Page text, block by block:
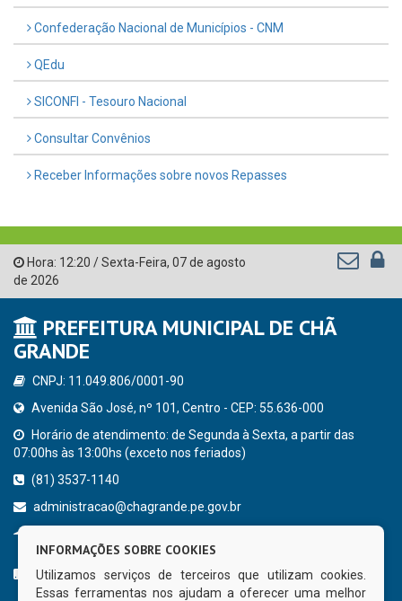
Confederação Nacional de Municípios - CNM
QEdu
SICONFI - Tesouro Nacional
Consultar Convênios
Receber Informações sobre novos Repasses
Hora: 12:20 /Sexta-Feira, 07 de agosto
de 2026
PREFEITURA MUNICIPAL DE CHÃ
GRANDE
CNPJ: 11.049.806/0001-90
Avenida São José, nº 101, Centro - CEP: 55.636-000
Horário de atendimento: de Segunda à Sexta, a partir das
07:00hs às 13:00hs (exceto nos feriados)
(81) 3537-1140
administracao@chagrande.pe.gov.br
CURTA NOSSA FAN PAGE
INFORMAÇÕES SOBRE COOKIES
Utilizamos serviços de terceiros que utilizam cookies.
Essas ferramentas nos ajudam a oferecer uma melhor